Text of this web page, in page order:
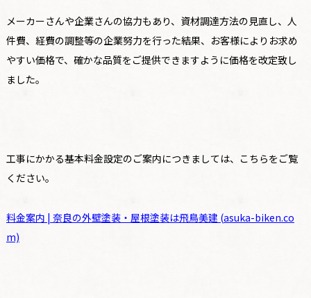
メーカーさんや企業さんの協力もあり、資材調達方法の見直し、人
件費、経費の調整等の企業努力を行った結果、お客様によりお求め
やすい価格で、確かな品質をご提供できますように価格を改定致し
ました。
工事にかかる基本料金設定のご案内につきましては、こちらをご覧
ください。
料金案内 | 奈良の外壁塗装・屋根塗装は飛鳥美建 (asuka-biken.co
m)